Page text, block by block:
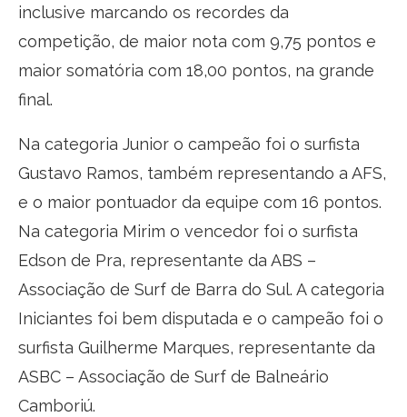
inclusive marcando os recordes da
competição, de maior nota com 9,75 pontos e
maior somatória com 18,00 pontos, na grande
final.
Na categoria Junior o campeão foi o surfista
Gustavo Ramos, também representando a AFS,
e o maior pontuador da equipe com 16 pontos.
Na categoria Mirim o vencedor foi o surfista
Edson de Pra, representante da ABS –
Associação de Surf de Barra do Sul. A categoria
Iniciantes foi bem disputada e o campeão foi o
surfista Guilherme Marques, representante da
ASBC – Associação de Surf de Balneário
Camboriú.